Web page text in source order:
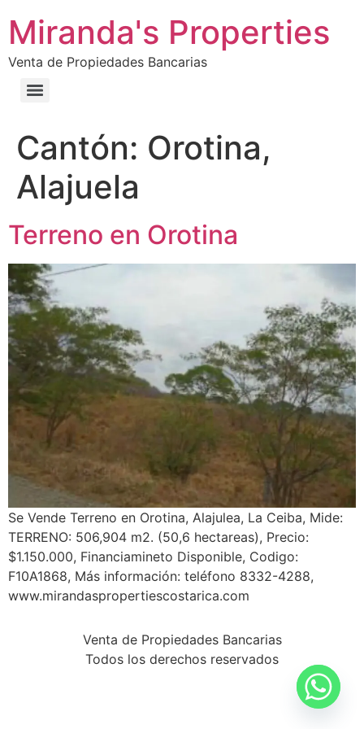
Miranda's Properties
Venta de Propiedades Bancarias
Cantón: Orotina,
Alajuela
Terreno en Orotina
Se Vende Terreno en Orotina, Alajulea, La Ceiba, Mide:
TERRENO: 506,904 m2. (50,6 hectareas), Precio:
$1.150.000, Financiamineto Disponible, Codigo:
F10A1868, Más información: teléfono 8332-4288,
www.mirandaspropertiescostarica.com
Venta de Propiedades Bancarias
Todos los derechos reservados